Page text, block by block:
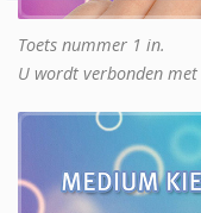
Toets nummer 1 in.
U wordt verbonden met